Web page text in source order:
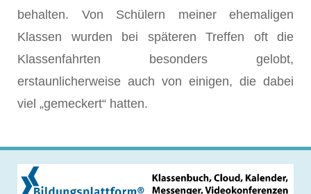
behalten. Von Schülern meiner ehemaligen
Klassen wurden bei späteren Treffen oft die
Klassenfahrten besonders gelobt,
erstaunlicherweise auch von einigen, die dabei
viel „gemeckert“ hatten.